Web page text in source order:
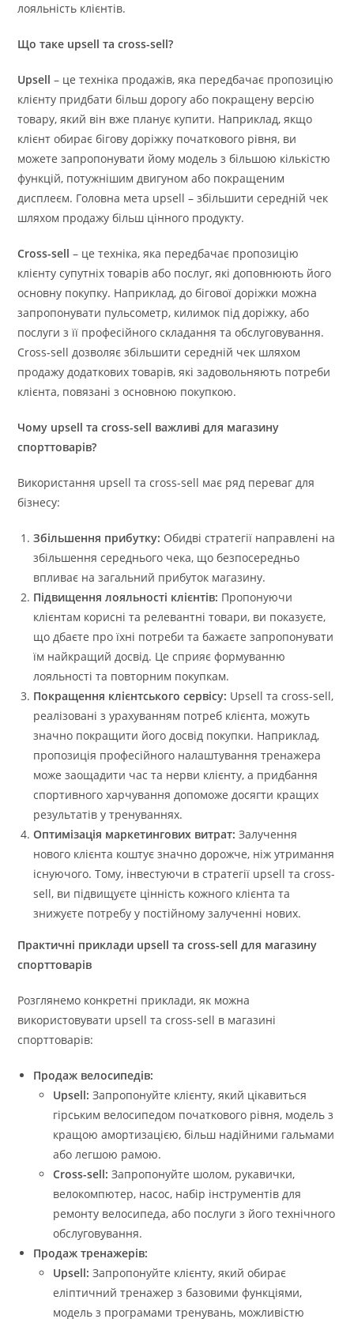
лояльність клієнтів.
Що таке upsell та cross-sell?
Upsell – це техніка продажів, яка передбачає пропозицію
клієнту придбати більш дорогу або покращену версію
товару, який він вже планує купити. Наприклад, якщо
клієнт обирає бігову доріжку початкового рівня, ви
можете запропонувати йому модель з більшою кількістю
функцій, потужнішим двигуном або покращеним
дисплеєм. Головна мета upsell – збільшити середній чек
шляхом продажу більш цінного продукту.
Cross-sell – це техніка, яка передбачає пропозицію
клієнту супутніх товарів або послуг, які доповнюють його
основну покупку. Наприклад, до бігової доріжки можна
запропонувати пульсометр, килимок під доріжку, або
послуги з її професійного складання та обслуговування.
Cross-sell дозволяє збільшити середній чек шляхом
продажу додаткових товарів, які задовольняють потреби
клієнта, повязані з основною покупкою.
Чому upsell та cross-sell важливі для магазину
спорттоварів?
Використання upsell та cross-sell має ряд переваг для
бізнесу:
Збільшення прибутку: Обидві стратегії направлені на
збільшення середнього чека, що безпосередньо
впливає на загальний прибуток магазину.
Підвищення лояльності клієнтів: Пропонуючи
клієнтам корисні та релевантні товари, ви показуєте,
що дбаєте про їхні потреби та бажаєте запропонувати
їм найкращий досвід. Це сприяє формуванню
лояльності та повторним покупкам.
Покращення клієнтського сервісу: Upsell та cross-sell,
реалізовані з урахуванням потреб клієнта, можуть
значно покращити його досвід покупки. Наприклад,
пропозиція професійного налаштування тренажера
може заощадити час та нерви клієнту, а придбання
спортивного харчування допоможе досягти кращих
результатів у тренуваннях.
Оптимізація маркетингових витрат: Залучення
нового клієнта коштує значно дорожче, ніж утримання
існуючого. Тому, інвестуючи в стратегії upsell та cross-
sell, ви підвищуєте цінність кожного клієнта та
знижуєте потребу у постійному залученні нових.
Практичні приклади upsell та cross-sell для магазину
спорттоварів
Розглянемо конкретні приклади, як можна
використовувати upsell та cross-sell в магазині
спорттоварів:
Продаж велосипедів:
Upsell: Запропонуйте клієнту, який цікавиться
гірським велосипедом початкового рівня, модель з
кращою амортизацією, більш надійними гальмами
або легшою рамою.
Cross-sell: Запропонуйте шолом, рукавички,
велокомпютер, насос, набір інструментів для
ремонту велосипеда, або послуги з його технічного
обслуговування.
Продаж тренажерів:
Upsell: Запропонуйте клієнту, який обирає
еліптичний тренажер з базовими функціями,
модель з програмами тренувань, можливістю